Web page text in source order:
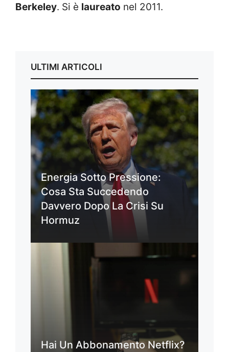
Berkeley. Si è laureato nel 2011.
ULTIMI ARTICOLI
Energia Sotto Pressione:
Cosa Sta Succedendo
Davvero Dopo La Crisi Su
Hormuz
Hai Un Abbonamento Netflix?